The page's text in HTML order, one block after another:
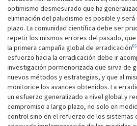
optimismo desmesurado que ha
eliminación del paludismo es posible y
plazo. La comunidad científica debe ser
repetir los mismos errores del pasado,
la primera campaña global de erradicación66
esfuerzo hacia la erradicación debe ir
investigación pormenorizada que sirva de
nuevos métodos y estrategias, y que al
monitorice los avances obtenidos. La
un esfuerzo generalizado a nivel global y
compromiso a largo plazo, no solo en
control sino en el refuerzo de los sistemas